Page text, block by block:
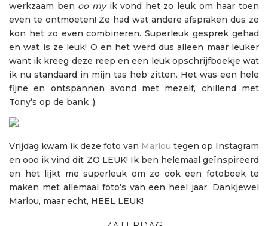
werkzaam ben oo myik vond het zo leuk om haar toen
even te ontmoeten! Ze had wat andere afspraken dus ze
kon het zo even combineren. Superleuk gesprek gehad
en wat is ze leuk! O en het werd dus alleen maar leuker
want ik kreeg deze reep en een leuk opschrijfboekje wat
ik nu standaard in mijn tas heb zitten. Het was een hele
fijne en ontspannen avond met mezelf, chillend met
Tony’s op de bank ;).
Vrijdag kwam ik deze foto van Marlou tegen op Instagram
en ooo ik vind dit ZO LEUK! Ik ben helemaal geïnspireerd
en het lijkt me superleuk om zo ook een fotoboek te
maken met allemaal foto’s van een heel jaar. Dankjewel
Marlou, maar echt, HEEL LEUK!